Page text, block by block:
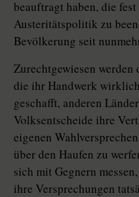
beauftragt haben, die
Austeritätspolitik zu
Bevölkerung seit
Zurechtgewiesen
die ihr Handwerk
geschafft, anderen
Volksentscheide ihre
eigenen
über den Haufen zu
sich mit Gegnern
ihre Versprechungen